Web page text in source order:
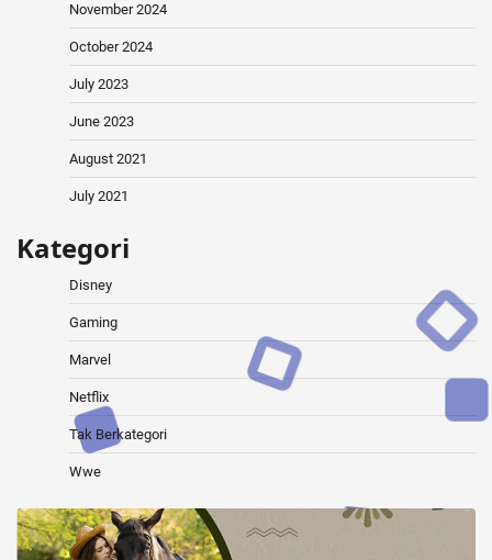
November 2024
October 2024
July 2023
June 2023
August 2021
July 2021
Kategori
Disney
Gaming
Marvel
Netflix
Tak Berkategori
Wwe